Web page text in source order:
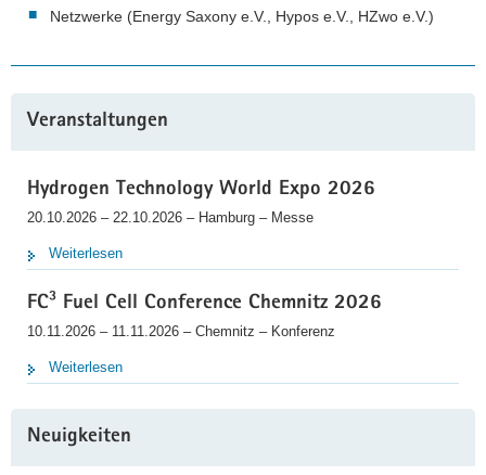
K
r
e
Netzwerke (Energy Saxony e.V., Hypos e.V., HZwo e.V.)
Veranstaltungen
Hydrogen Technology World Expo 2026
20.10.2026 – 22.10.2026 – Hamburg – Messe
Weiterlesen
FC³ Fuel Cell Conference Chemnitz 2026
10.11.2026 – 11.11.2026 – Chemnitz – Konferenz
Weiterlesen
Neuigkeiten